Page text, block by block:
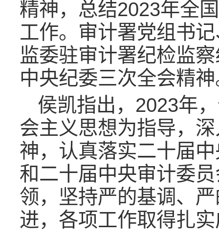
精神，总结2023年全
工作。审计署党组书
监委驻审计署纪检监
中央纪委三次全会精
侯凯指出，2023年
会主义思想为指导，
神，认真落实二十届
和二十届中央审计委
领，坚持严的基调、
进，各项工作取得扎